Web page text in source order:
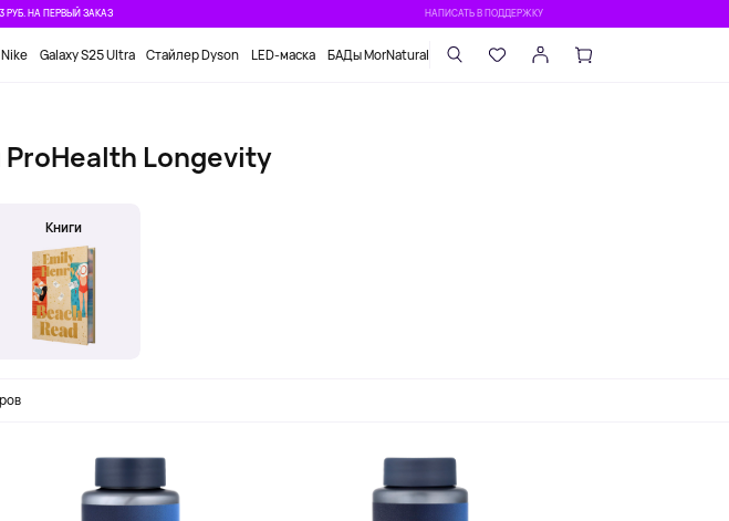
РУБ. НА ПЕРВЫЙ ЗАКАЗ НАПИСАТЬ В ПОДДЕРЖКУ
Nike Galaxy S25 Ultra Стайлер Dyson LED-маска БАДы MorNatural
Longevity
Книги